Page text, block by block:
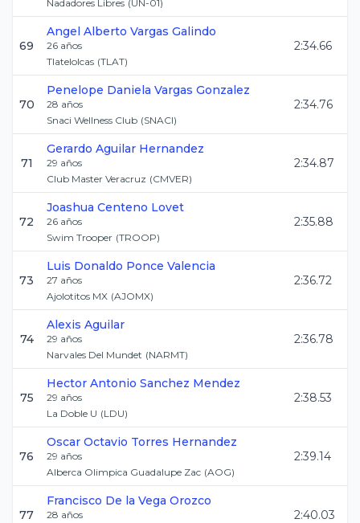
Nadadores Libres (UN-01)
69
Angel Alberto Vargas Galindo
26 años
Tlatelolcas (TLAT)
2:34.66
70
Penelope Daniela Vargas Gonzalez
28 años
Snaci Wellness Club (SNACI)
2:34.76
71
Gerardo Aguilar Hernandez
29 años
Club Master Veracruz (CMVER)
2:34.87
72
Joashua Centeno Lovet
26 años
Swim Trooper (TROOP)
2:35.88
73
Luis Donaldo Ponce Valencia
27 años
Ajolotitos MX (AJOMX)
2:36.72
74
Alexis Aguilar
29 años
Narvales Del Mundet (NARMT)
2:36.78
75
Hector Antonio Sanchez Mendez
29 años
La Doble U (LDU)
2:38.53
76
Oscar Octavio Torres Hernandez
29 años
Alberca Olimpica Guadalupe Zac (AOG)
2:39.14
77
Francisco De la Vega Orozco
28 años
2:40.03